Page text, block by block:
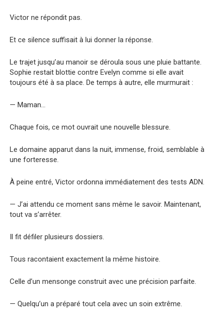
Victor ne répondit pas.
Et ce silence suffisait à lui donner la réponse.
Le trajet jusqu’au manoir se déroula sous une pluie battante.
Sophie restait blottie contre Evelyn comme si elle avait
toujours été à sa place. De temps à autre, elle murmurait :
— Maman…
Chaque fois, ce mot ouvrait une nouvelle blessure.
Le domaine apparut dans la nuit, immense, froid, semblable à
une forteresse.
À peine entré, Victor ordonna immédiatement des tests ADN.
— J’ai attendu ce moment sans même le savoir. Maintenant,
tout va s’arrêter.
Il fit défiler plusieurs dossiers.
Tous racontaient exactement la même histoire.
Celle d’un mensonge construit avec une précision parfaite.
— Quelqu’un a préparé tout cela avec un soin extrême.